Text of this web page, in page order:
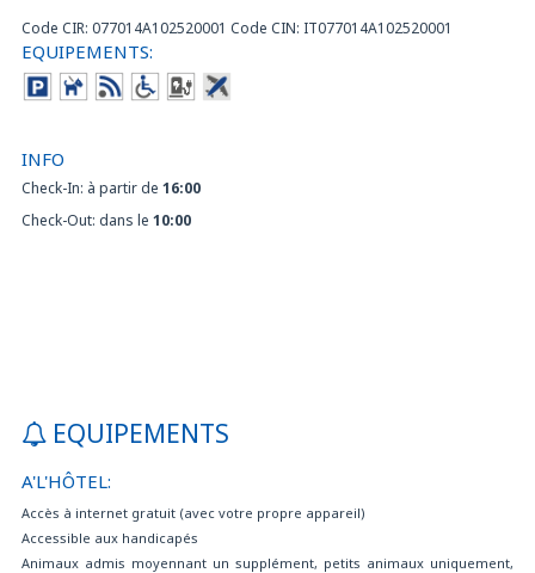
Code CIR: 077014A102520001 Code CIN: IT077014A102520001
EQUIPEMENTS:
INFO
Check-In: à partir de 16:00
Check-Out: dans le 10:00
EQUIPEMENTS
A'L'HÔTEL:
Accès à internet gratuit (avec votre propre appareil)
Accessible aux handicapés
Animaux admis moyennant un supplément, petits animaux uniquement,